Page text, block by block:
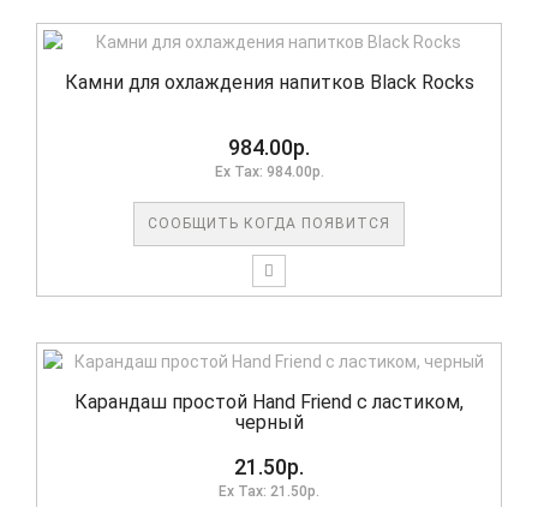
Камни для охлаждения напитков Black Rocks
984.00р.
Ex Tax: 984.00р.
СООБЩИТЬ КОГДА ПОЯВИТСЯ
Карандаш простой Hand Friend с ластиком,
черный
21.50р.
Ex Tax: 21.50р.